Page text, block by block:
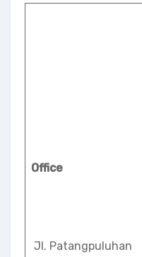
Office
Jl. Patangpuluhan